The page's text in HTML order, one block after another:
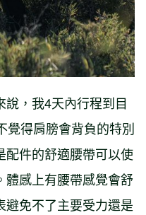
，我4天內行程到目
覺得肩膀會背負的特別
配件的舒適腰帶可以使
體感上有腰帶感覺會舒
免不了主要受力還是